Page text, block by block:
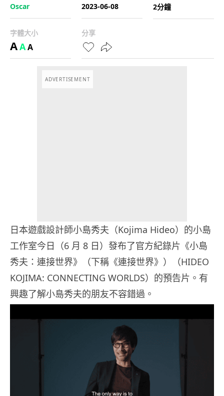
Oscar
2023-06-08
2分鐘
字體大小
AAA
分享
ADVERTISEMENT
日本遊戲設計師小島秀夫（Kojima Hideo）的小島
工作室今日（6 月 8 日）發布了官方紀錄片《小島
秀夫：連接世界》（下稱《連接世界》）（HIDEO
KOJIMA: CONNECTING WORLDS）的預告片。有
興趣了解小島秀夫的朋友不容錯過。